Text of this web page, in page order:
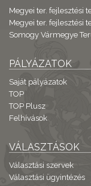
Megyei ter. fejlesztési
Megyei ter. fejlesztési
Somogy Vármegye
PÁLYÁZATOK
Saját pályázatok
TOP
TOP Plusz
Felhívások
VÁLASZTÁSOK
Választási szervek
Választási ügyintézés